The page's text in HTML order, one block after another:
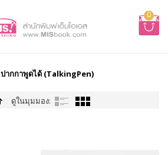
0
ปากกาพูดได้ (TalkingPen)
ดูในมุมมอง: